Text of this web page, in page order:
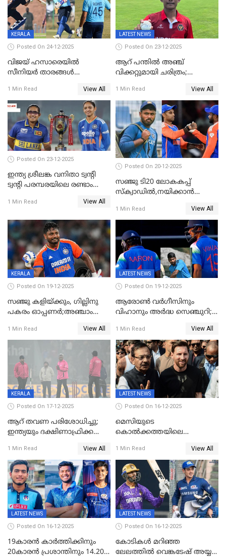
KERALA
Posted On 24-12-2025
വിജയ് ഹസാരെയിൽ
സീനിയർ താരങ്ങൾ
സച്ചിന്‍റെ റെക്കോഡ് മറികടന്ന്
കോഹ്‌ലി, രോഹിത്
വാർണർക്കൊപ്പം
1 Min Read View All
LATEST NEWS
Posted On 23-12-2025
ആറ് പന്തിൽ അഞ്ച്
വിക്കറ്റുമായി ചരിത്രം;
റെക്കോഡുമായി
ഇന്തോനേഷ്യൻ താരം
1 Min Read View All
Posted On 23-12-2025
ഇന്ത്യ ശ്രീലങ്ക വനിതാ ട്വന്റി
ട്വന്റി പരമ്പരയിലെ രണ്ടാം
1 Min Read View All
Posted On 20-12-2025
സഞ്ജു ടി20 ലോകകപ്പ്
സ്‌ക്വാഡിൽ,നയിക്കാൻ
പ്രഖ്യാപിച്ച് ബി.സി.സി.ഐ
1 Min Read View All
KERALA
Posted On 19-12-2025
സഞ്ജു കളിയ്ക്കും, ഗില്ലിനു
പകരം ഓപ്പണർ;അഞ്ചാം
മാറ്റം
1 Min Read View All
LATEST NEWS
Posted On 19-12-2025
ആരോൺ വർഗീസിനും
വിഹാനും അർദ്ധ സെഞ്ചുറി;
ഇന്ത്യ ഫൈനലിൽ
1 Min Read View All
KERALA
Posted On 17-12-2025
ആറ് തവണ പരിശോധിച്ചു;
ഇന്ത്യയും ദക്ഷിണാഫ്രിക്കയും
ഉപേക്ഷിച്ചു
1 Min Read View All
LATEST NEWS
Posted On 16-12-2025
മെസിയുടെ
കൊൽക്കത്തയിലെ
സംഘർഷം: കായിക മന്ത്രി
അരൂപ് ബിശ്വാസ് രാജിവച്ചു
1 Min Read View All
LATEST NEWS
Posted On 16-12-2025
19കാരൻ കാർത്തിക്കിനും
20കാരൻ പ്രശാന്തിനും 14.20
LATEST NEWS
Posted On 16-12-2025
കോടികൾ മറിഞ്ഞ
ലേലത്തിൽ വെങ്കടേഷ് അയ്യര്‍